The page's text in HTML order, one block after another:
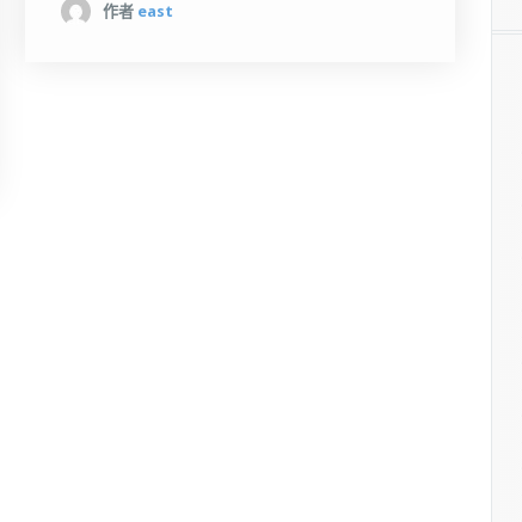
作者 east